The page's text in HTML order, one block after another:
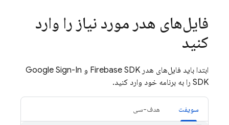
فایل‌های هدر مورد نیاز را وارد
کنید
ابتدا باید فایل‌های هدر Firebase SDK و Google Sign-In
SDK را به برنامه خود وارد کنید.
سویفت هدف-سی